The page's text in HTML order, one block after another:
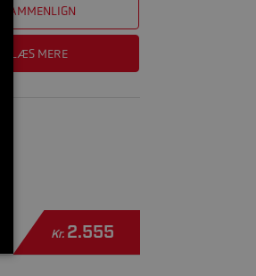
SAMMENLIGN
LÆS MERE
Kr. 2.555